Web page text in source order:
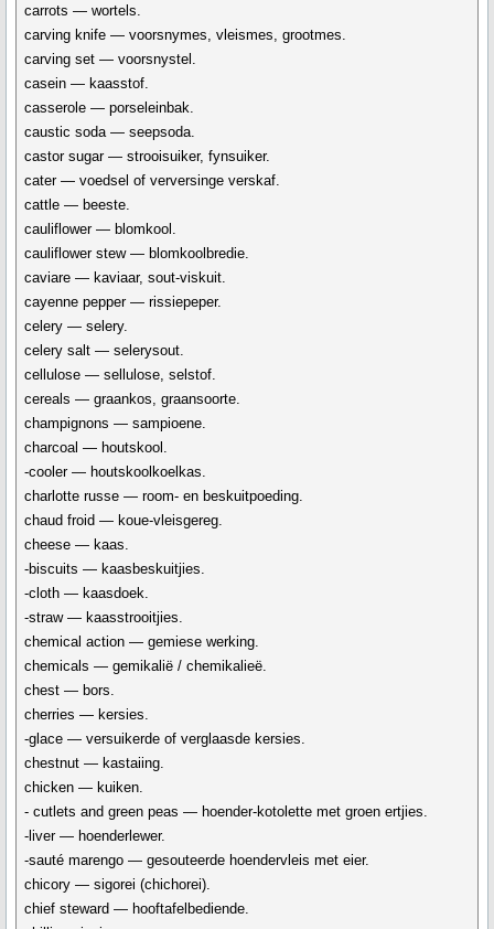
carrots — wortels.
carving knife — voorsnymes, vleismes, grootmes.
carving set — voorsnystel.
casein — kaasstof.
casserole — porseleinbak.
caustic soda — seepsoda.
castor sugar — strooisuiker, fynsuiker.
cater — voedsel of verversinge verskaf.
cattle — beeste.
cauliflower — blomkool.
cauliflower stew — blomkoolbredie.
caviare — kaviaar, sout-viskuit.
cayenne pepper — rissiepeper.
celery — selery.
celery salt — selerysout.
cellulose — sellulose, selstof.
cereals — graankos, graansoorte.
champignons — sampioene.
charcoal — houtskool.
-cooler — houtskoolkoelkas.
charlotte russe — room- en beskuitpoeding.
chaud froid — koue-vleisgereg.
cheese — kaas.
-biscuits — kaasbeskuitjies.
-cloth — kaasdoek.
-straw — kaasstrooitjies.
chemical action — gemiese werking.
chemicals — gemikalië / chemikalieë.
chest — bors.
cherries — kersies.
-glace — versuikerde of verglaasde kersies.
chestnut — kastaiing.
chicken — kuiken.
- cutlets and green peas — hoender-kotolette met groen ertjies.
-liver — hoenderlewer.
-sauté marengo — gesouteerde hoendervleis met eier.
chicory — sigorei (chichorei).
chief steward — hooftafelbediende.